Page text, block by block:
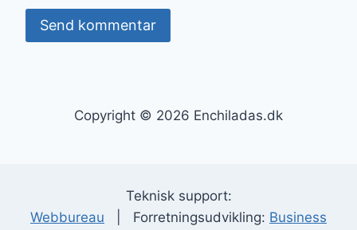
Copyright © 2026 Enchiladas.dk
Teknisk support:
Webbureau | Forretningsudvikling: Business